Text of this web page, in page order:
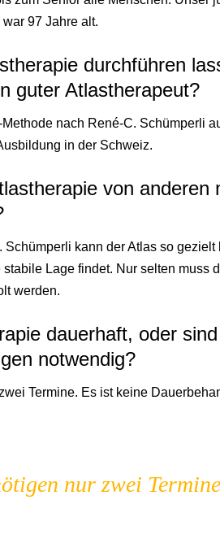
97 Jahre alt.
durchführen
guter Atlastherapeut?
nach René-C. Schümperli
in der Schweiz.
von anderen
Schümperli kann der Atlas so gezielt
Lage findet. Nur selten muss
werden.
dauerhaft, oder sind
notwendig?
Termine. Es ist keine
nur zwei